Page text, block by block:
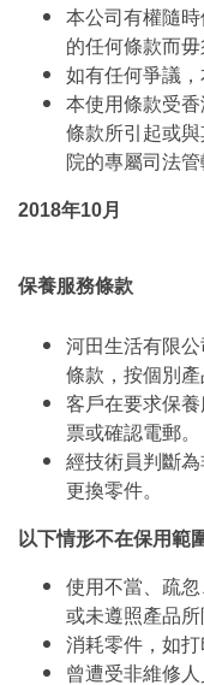
本公司有權隨
的任何條款而毋
如有任何爭議，
本使用條款受
條款所引起或
院的專屬司法管
2018年10月
保養服務條款
河田生活有限
條款，按個別
客戶在要求保
票或確認電郵。
經技術員判斷
更換零件。
以下情形不在保用範
使用不當、疏
或未遵照產品所
消耗零件，如打
曾遭受非維修人